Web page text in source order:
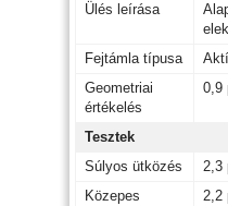
Ülés leírása
Fejtámla típusa
Geometriai
értékelés
0,9
Tesztek
Súlyos ütközés
2,3
Közepes
2,2